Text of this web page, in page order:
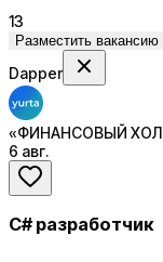
13
Разместить вакансию
Dapper
«ФИНАНСОВЫЙ
6 авг.
C# разработчик